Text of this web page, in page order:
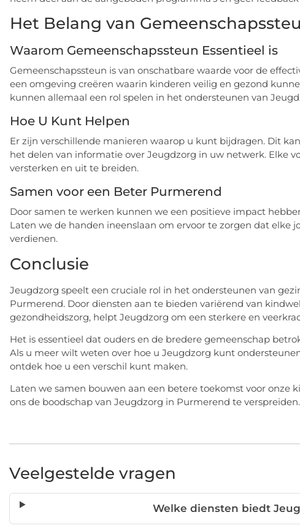
Het Belang van
Waarom Gemeenschapssteun Essentieel is
Gemeenschapssteun is van onschatbare waarde voor de
een omgeving creëren waarin kinderen veilig en gezond
kunnen allemaal een rol spelen in het ondersteunen van
Hoe U Kunt Helpen
Er zijn verschillende manieren waarop u kunt bijdragen. Dit
het delen van informatie over Jeugdzorg in uw netwerk. Elke
versterken en uit te breiden.
Samen voor een Beter Purmerend
Door samen te werken kunnen we een positieve impact
Laten we de handen ineenslaan om ervoor te zorgen dat elke
verdienen.
Conclusie
Jeugdzorg speelt een cruciale rol in het ondersteunen van
Purmerend. Door diensten aan te bieden variërend van
gezondheidszorg, helpt Jeugdzorg om een sterkere en
Het is essentieel dat ouders en de bredere gemeenschap
Als u meer wilt weten over hoe u Jeugdzorg kunt
ontdek hoe u een verschil kunt maken.
Laten we samen bouwen aan een betere toekomst voor onze
ons de boodschap van Jeugdzorg in Purmerend te verspreiden.
Veelgestelde vragen
Welke diensten biedt